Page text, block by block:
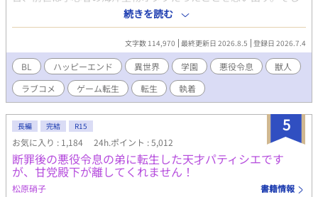
て、この世界がBLゲームで、自分が断罪エンドを迎える悪役令息
だと知ってしまう。 処刑を回避する方法はただ一つ。 主人公を攻
略し、自分のルートへ引き込むこと。 ……のはずだった。 なぜか
ゲームには存在しないはずのシャチの海獣人が現れ、主人公との
攻略ルートをことごとく邪魔してくる。 しかも、その執着の矛先
は――なぜか俺!? バトルあり、笑いあり、キュンあり！ 最強なの
に小心者なホホジロザメが、推しのシャチに振り回される学園ラ
ブコメBL！ 🚫無断転載・AI学習禁止 終盤に性的描写が入る予定で
すので、R18としています。 ※がつく話には性描写があります。
本作はfujossy小説大賞にエントリー中です。少しでも面白いと思
っていただけましたら、投票して応援してくだされば幸いです。
続きを読む
文字数 114,970 最終更新日 2026.8.5 登録日 2026.7.4
BL ハッピーエンド 異世界 学園 悪役令息
獣人
ラブコメ
ゲーム転生 転生 執着
5
長編 完結 R15
お気に入り : 1,184 24h.ポイント : 5,012
断罪後の悪役令息の弟に転生した天才パティシエです
が、甘党殿下が離してくれません！
松原硝子 書籍情報